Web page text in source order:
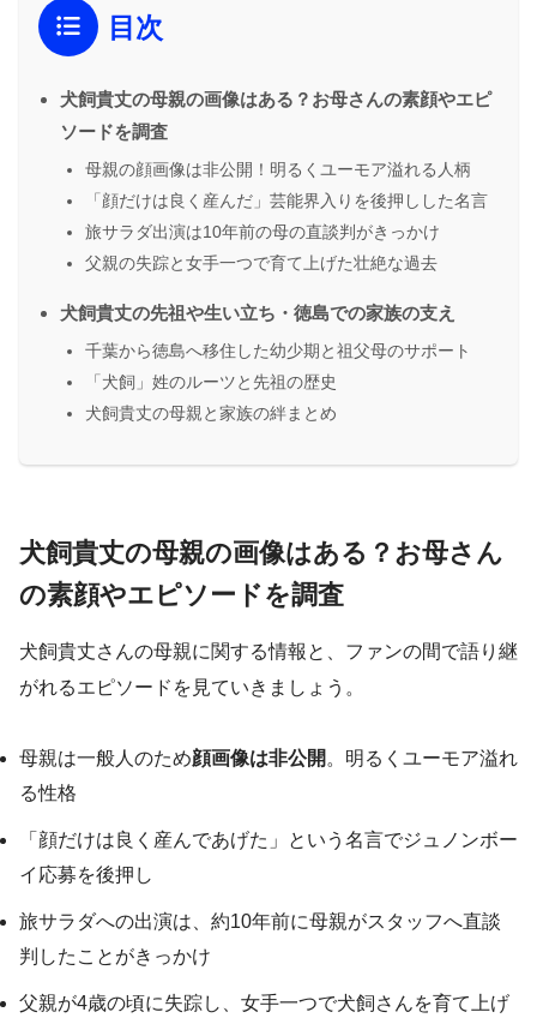
目次
犬飼貴丈の母親の画像はある？お母さんの素顔やエピ
ソードを調査
母親の顔画像は非公開！明るくユーモア溢れる人柄
「顔だけは良く産んだ」芸能界入りを後押しした名言
旅サラダ出演は10年前の母の直談判がきっかけ
父親の失踪と女手一つで育て上げた壮絶な過去
犬飼貴丈の先祖や生い立ち・徳島での家族の支え
千葉から徳島へ移住した幼少期と祖父母のサポート
「犬飼」姓のルーツと先祖の歴史
犬飼貴丈の母親と家族の絆まとめ
犬飼貴丈の母親の画像はある？お母さん
の素顔やエピソードを調査
犬飼貴丈さんの母親に関する情報と、ファンの間で語り継
がれるエピソードを見ていきましょう。
母親は一般人のため顔画像は非公開。明るくユーモア溢れ
る性格
「顔だけは良く産んであげた」という名言でジュノンボー
イ応募を後押し
旅サラダへの出演は、約10年前に母親がスタッフへ直談
判したことがきっかけ
父親が4歳の頃に失踪し、女手一つで犬飼さんを育て上げ